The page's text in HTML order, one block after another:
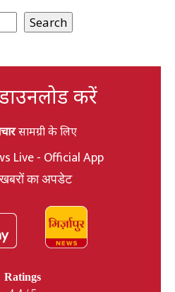
Search
करें
सामग्री के लिए
Live - Official App
का अपडेट
Ratings